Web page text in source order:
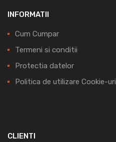
INFORMATII
Cum Cumpar
Termeni si conditii
Protectia datelor
Politica de utilizare Cookie-uri
CLIENTI